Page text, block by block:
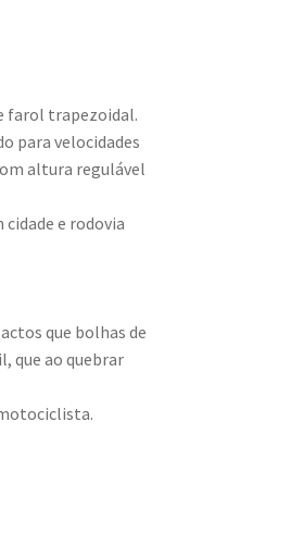
farol trapezoidal.
para velocidades
altura regulável
e rodovia
que bolhas de
que ao quebrar